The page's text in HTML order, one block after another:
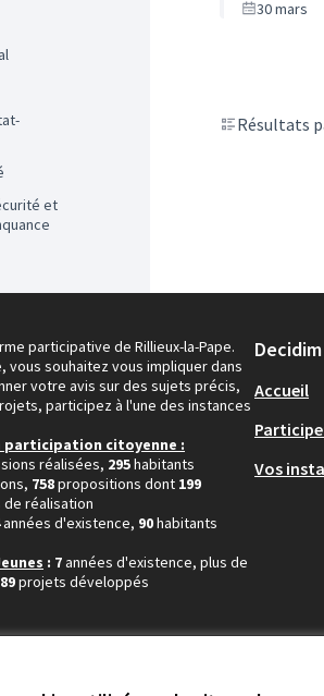
30 mars
Résultats
participative de Rillieux-la-Pape.
vous souhaitez vous impliquer dans
votre avis sur des sujets précis,
participez à l'une des instances
participation citoyenne :
réalisées, 295habitants
758propositions dont 199
de réalisation
années d'existence, 90habitants
: 7années d'existence, plus de
89projets développés
Decidim
Accueil
Vos